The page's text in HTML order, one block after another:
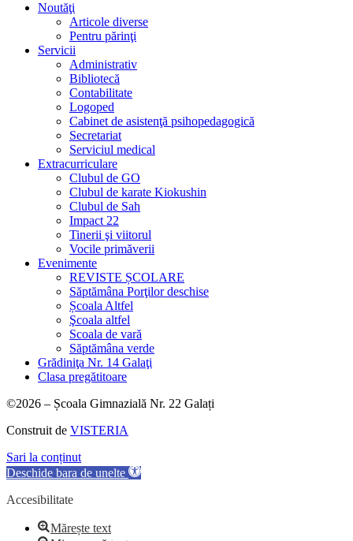
Noutăţi
Articole diverse
Pentru părinţi
Servicii
Administrativ
Bibliotecă
Contabilitate
Logoped
Cabinet de asistenţă psihopedagogică
Secretariat
Serviciul medical
Extracurriculare
Clubul de GO
Clubul de karate Kiokushin
Clubul de Sah
Impact 22
Tinerii şi viitorul
Vocile primăverii
Evenimente
REVISTE ȘCOLARE
Săptămâna Porţilor deschise
Școala Altfel
Şcoala altfel
Scoala de vară
Săptămâna verde
Grădiniţa Nr. 14 Galaţi
Clasa pregătitoare
©2026 – Școala Gimnazială Nr. 22 Galați
Construit de VISTERIA
Sari la conținut
Deschide bara de unelte
Accesibilitate
Mărește text